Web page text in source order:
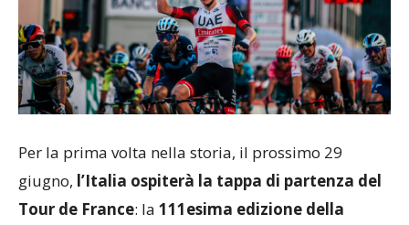
Per la prima volta nella storia, il prossimo 29
giugno, l’Italia ospiterà la tappa di partenza del
Tour de France: la 111esima edizione della